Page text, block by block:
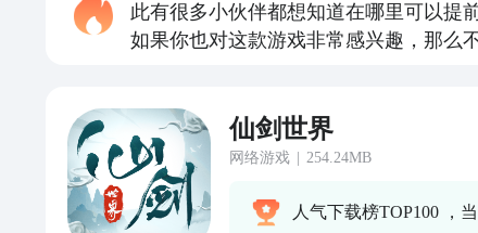
此有很多小伙伴都想知道在哪里可以提
如果你也对这款游戏非常感兴趣，那么
仙剑世界
网络游戏 254.24MB
人气下载榜TOP100 ，